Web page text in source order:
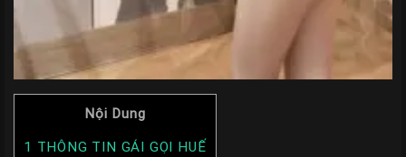
Nội Dung
1 THÔNG TIN GÁI GỌI HUẾ